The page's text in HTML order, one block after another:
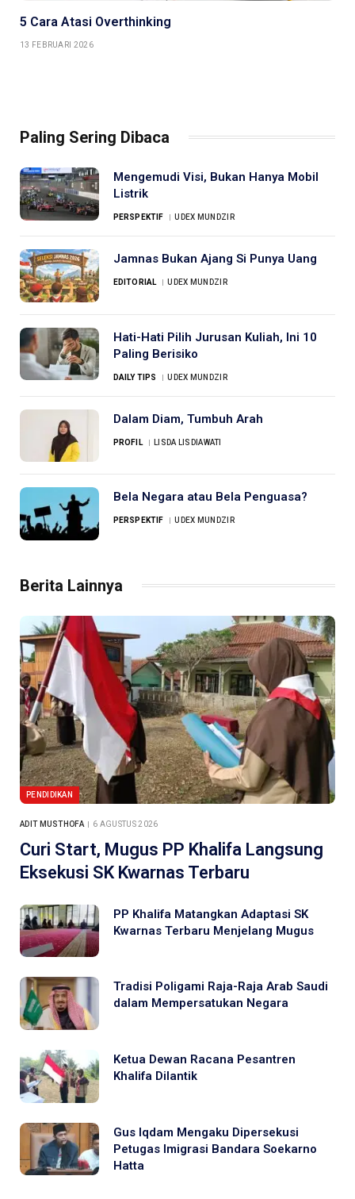
5 Cara Atasi Overthinking
13 FEBRUARI 2026
Paling Sering Dibaca
Mengemudi Visi, Bukan Hanya Mobil
Listrik
PERSPEKTIF UDEX MUNDZIR
Jamnas Bukan Ajang Si Punya Uang
EDITORIAL UDEX MUNDZIR
Hati-Hati Pilih Jurusan Kuliah, Ini 10
Paling Berisiko
DAILY TIPS UDEX MUNDZIR
Dalam Diam, Tumbuh Arah
PROFIL LISDA LISDIAWATI
Bela Negara atau Bela Penguasa?
PERSPEKTIF UDEX MUNDZIR
Berita Lainnya
PENDIDIKAN
ADIT MUSTHOFA 6 AGUSTUS 2026
Curi Start, Mugus PP Khalifa Langsung
Eksekusi SK Kwarnas Terbaru
PP Khalifa Matangkan Adaptasi SK
Kwarnas Terbaru Menjelang Mugus
Tradisi Poligami Raja-Raja Arab Saudi
dalam Mempersatukan Negara
Ketua Dewan Racana Pesantren
Khalifa Dilantik
Gus Iqdam Mengaku Dipersekusi
Petugas Imigrasi Bandara Soekarno
Hatta